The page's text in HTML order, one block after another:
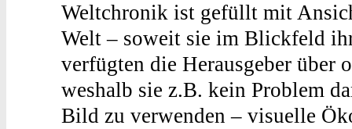
Weltchronik ist gefüllt mit
Welt – soweit sie im Blickfeld
verfügten die Herausgeber über
weshalb sie z.B. kein Problem
Bild zu verwenden – visuelle